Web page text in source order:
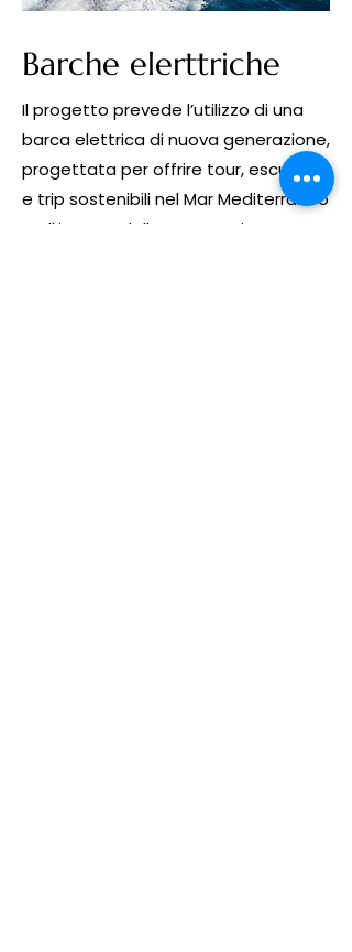
Barche elerttriche
Il progetto prevede l’utilizzo di una
barca elettrica di nuova generazione,
progettata per offrire tour, escursioni
e trip sostenibili nel Mar Mediterraneo
e all’interno delle aree marine